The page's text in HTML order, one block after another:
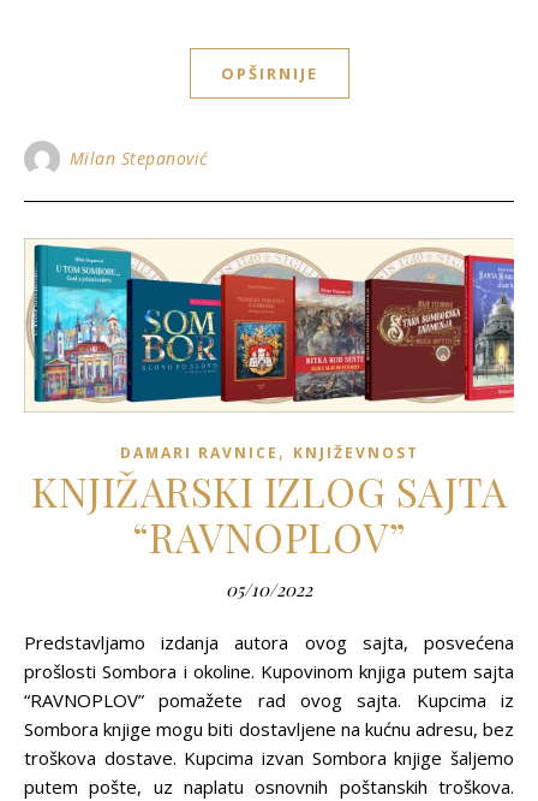
OPŠIRNIJE
Milan Stepanović
DAMARI RAVNICE , KNJIŽEVNOST
KNJIŽARSKI IZLOG SAJTA
“RAVNOPLOV”
05/10/2022
Predstavljamo izdanja autora ovog sajta, posvećena
prošlosti Sombora i okoline. Kupovinom knjiga putem sajta
“RAVNOPLOV” pomažete rad ovog sajta. Kupcima iz
Sombora knjige mogu biti dostavljene na kućnu adresu, bez
troškova dostave. Kupcima izvan Sombora knjige šaljemo
putem pošte, uz naplatu osnovnih poštanskih troškova.